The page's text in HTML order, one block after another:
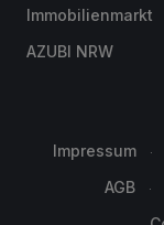
Immobilienmarkt
AZUBI NRW
Impressum
AGB